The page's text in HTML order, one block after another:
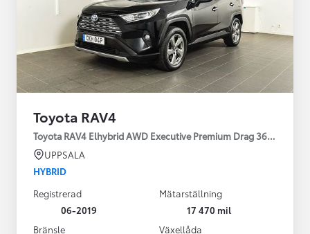
Toyota RAV4
Toyota RAV4 Elhybrid AWD Executive Premium Drag 360-kamera
UPPSALA
HYBRID
Registrerad
06-2019
Mätarställning
17 470 mil
Bränsle
Växellåda